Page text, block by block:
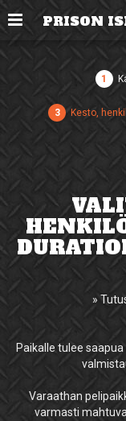
Valikko
PRISON
1
3 Kesto,
»
Paikalle tulee
Varaathan
varmasti